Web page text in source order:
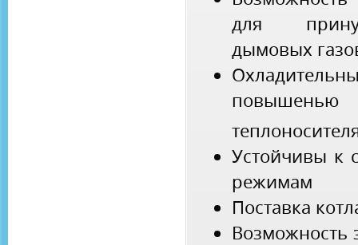
для
дымовых
Устойчивы к
режимам
Поставка
Возможность